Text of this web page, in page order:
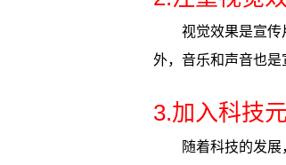
视觉效果是宣传
外，音乐和声音也是
3.加入科技
随着科技的发